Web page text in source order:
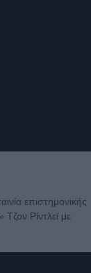
επιστημονικής
Ρίντλεϊ με